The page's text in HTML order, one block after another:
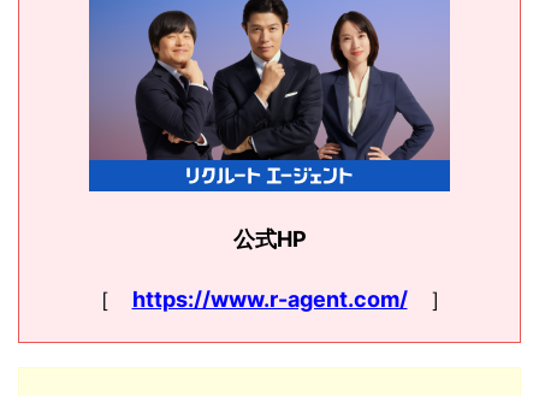
公式HP
［ https://www.r-agent.com/］